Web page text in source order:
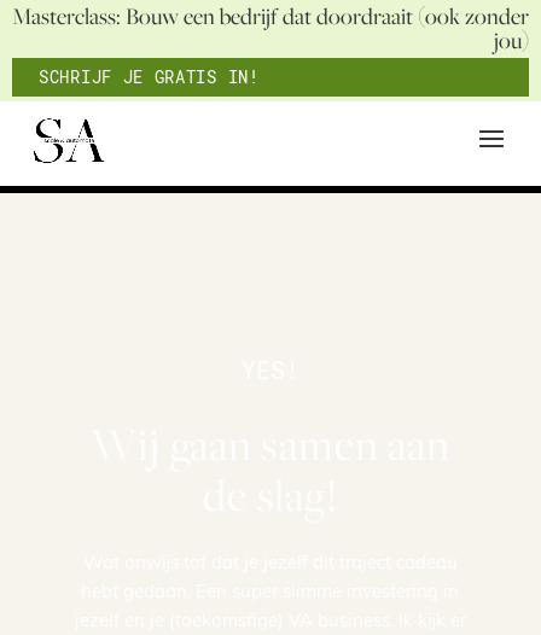
Masterclass: Bouw een bedrijf dat doordraait (ook zonder
jou)
SCHRIJF JE GRATIS IN!